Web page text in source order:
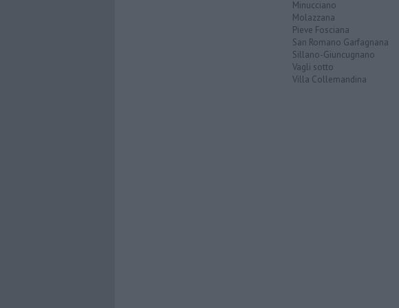
Minucciano
Molazzana
Pieve Fosciana
San Romano Garfagnana
Sillano-Giuncugnano
Vagli sotto
Villa Collemandina